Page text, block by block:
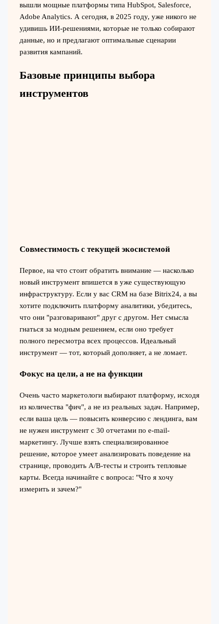
вышли мощные платформы типа HubSpot, Salesforce,
Adobe Analytics. А сегодня, в 2025 году, уже никого не
удивишь ИИ-решениями, которые не только собирают
данные, но и предлагают оптимальные сценарии
развития кампаний.
Базовые принципы выбора
инструментов
Совместимость с текущей экосистемой
Первое, на что стоит обратить внимание — насколько
новый инструмент впишется в уже существующую
инфраструктуру. Если у вас CRM на базе Bitrix24, а вы
хотите подключить платформу аналитики, убедитесь,
что они "разговаривают" друг с другом. Нет смысла
гнаться за модным решением, если оно требует
полного пересмотра всех процессов. Идеальный
инструмент — тот, который дополняет, а не ломает.
Фокус на цели, а не на функции
Очень часто маркетологи выбирают платформу, исходя
из количества "фич", а не из реальных задач. Например,
если ваша цель — повысить конверсию с лендинга, вам
не нужен инструмент с 30 отчетами по e-mail-
маркетингу. Лучше взять специализированное
решение, которое умеет анализировать поведение на
странице, проводить A/B-тесты и строить тепловые
карты. Всегда начинайте с вопроса: "Что я хочу
измерить и зачем?"